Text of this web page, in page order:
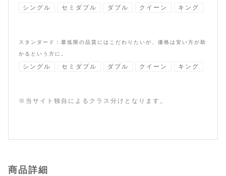
シングル セミダブル ダブル クイーン キング
スタンダード：最低限の品質にはこだわりたいが、価格は安い方が助
かるという方に。
シングル セミダブル ダブル クイーン キング
※当サイト独自によるクラス分けとなります。
商品詳細